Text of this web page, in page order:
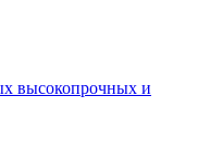
высокопрочных и